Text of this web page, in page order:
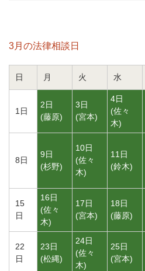
3月の法律相談日
日 月 火 水
1日
2日
(藤原)
3日
(宮本)
4日
(佐々
木)
8日
9日
(杉野)
10日
(佐々
木)
11日
(鈴木)
15
日
16日
(佐々
木)
17日
(宮本)
18日
(藤原)
22
日
23日
(松縄)
24日
(佐々
木)
25日
(宮本)